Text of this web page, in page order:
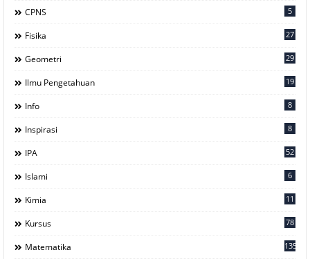
CPNS 5
Fisika 27
Geometri 29
Ilmu Pengetahuan 19
Info 8
Inspirasi 8
IPA 52
Islami 6
Kimia 11
Kursus 78
Matematika 135